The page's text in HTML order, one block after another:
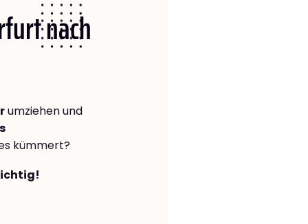
nach
umziehen und
kümmert?